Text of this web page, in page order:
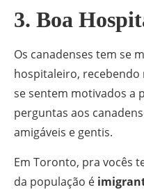
3. Boa
Os canadenses tem se
hospitaleiro,
se sentem motivados a
perguntas aos
amigáveis e gentis.
Em Toronto, pra vocês
da população é